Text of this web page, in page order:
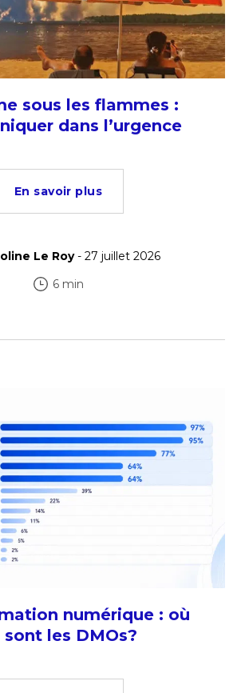
sous les flammes :
dans l’urgence
En savoir plus
Le Roy- 27 juillet 2026
6 min
numérique : où
sont les DMOs?